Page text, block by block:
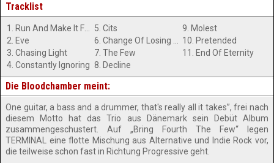
Tracklist
2. Eve
3. Chasing Light
4. Constantly Ignoring
5. Cits
7. The Few
8. Decline
9. Molest
10. Pretended
11. End Of Eternity
Die Bloodchamber meint:
One guitar, a bass and a drummer, that's really all it takes”, frei nach
diesem Motto hat das Trio aus Dänemark sein Debüt Album
zusammengeschustert. Auf „Bring Fourth The Few“ legen
TERMINAL eine flotte Mischung aus Alternative und Indie Rock vor,
die teilweise schon fast in Richtung Progressive geht.